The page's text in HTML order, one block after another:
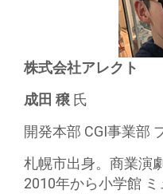
株式会社アレクト
成田 穣 氏
開発本部 CGI事業部
札幌市出身。商業演
2010年から小学館